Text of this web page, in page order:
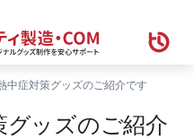
中症対策グッズのご紹介です
グッズのご紹介